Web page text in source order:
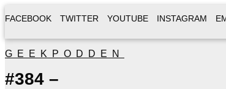
FACEBOOK TWITTER YOUTUBE INSTAGRAM
GEEKPODDEN
#384 –